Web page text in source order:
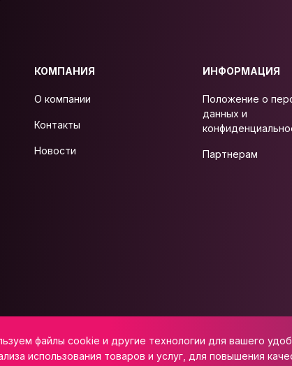
файлы cookie и другие технологии для вашего
использования товаров и услуг, для повышения
КОМПАНИЯ
О компании
Контакты
Новости
ИНФОРМАЦИЯ
Положение о
данных и
Партнерам
Респ, р-н Лаганский, с. Северное, ул. Школьная, д. 47